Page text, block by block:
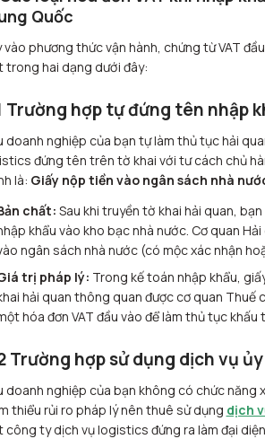
Quốc
vào phương thức vận hành, chứng từ VAT
trong hai dạng dưới đây:
Trường hợp tự đứng tên nhập
doanh nghiệp của bạn tự làm thủ tục hải
đứng tên trên tờ khai với tư cách chủ
là: Giấy nộp tiền vào ngân sách nhà
chất: Sau khi truyền tờ khai hải quan,
khẩu vào kho bạc nhà nước. Cơ quan
ngân sách nhà nước (có mộc xác nhận
trị pháp lý: Trong kế toán nhập khẩu,
hải quan thông quan được cơ quan Thuế
hóa đơn VAT đầu vào để làm thủ tục khấu
Trường hợp sử dụng dịch vụ
doanh nghiệp của bạn không có chức năng
thiểu rủi ro pháp lý nên thuê sử dụng dịch
công ty dịch vụ logistics đứng ra làm đại